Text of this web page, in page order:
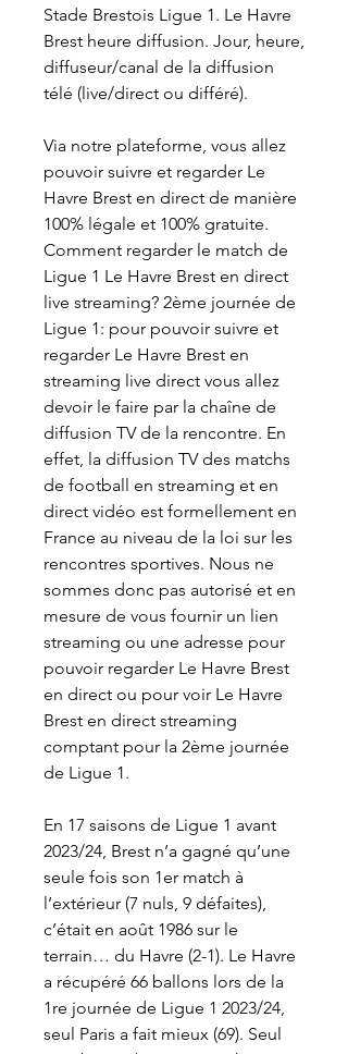
Stade Brestois Ligue 1. Le Havre
Brest heure diffusion. Jour, heure,
diffuseur/canal de la diffusion
télé (live/direct ou différé).
Via notre plateforme, vous allez
pouvoir suivre et regarder Le
Havre Brest en direct de manière
100% légale et 100% gratuite.
Comment regarder le match de
Ligue 1 Le Havre Brest en direct
live streaming? 2ème journée de
Ligue 1: pour pouvoir suivre et
regarder Le Havre Brest en
streaming live direct vous allez
devoir le faire par la chaîne de
diffusion TV de la rencontre. En
effet, la diffusion TV des matchs
de football en streaming et en
direct vidéo est formellement en
France au niveau de la loi sur les
rencontres sportives. Nous ne
sommes donc pas autorisé et en
mesure de vous fournir un lien
streaming ou une adresse pour
pouvoir regarder Le Havre Brest
en direct ou pour voir Le Havre
Brest en direct streaming
comptant pour la 2ème journée
de Ligue 1.
En 17 saisons de Ligue 1 avant
2023/24, Brest n’a gagné qu’une
seule fois son 1er match à
l’extérieur (7 nuls, 9 défaites),
c’était en août 1986 sur le
terrain… du Havre (2-1). Le Havre
a récupéré 66 ballons lors de la
1re journée de Ligue 1 2023/24,
seul Paris a fait mieux (69). Seul